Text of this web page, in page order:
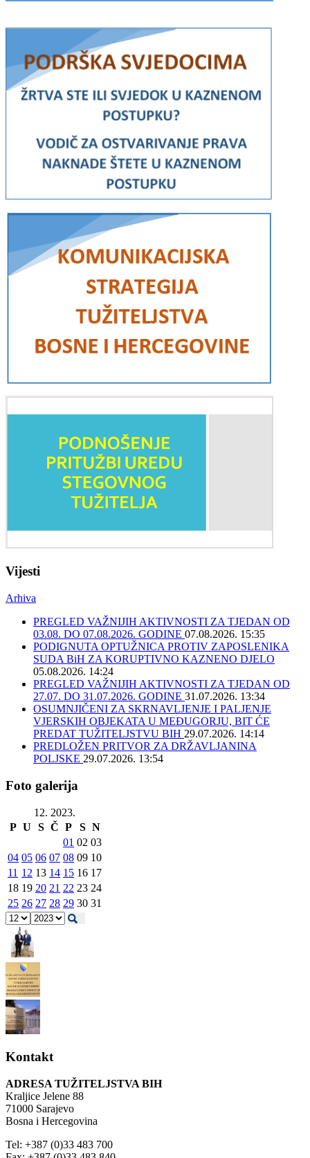
Vijesti
Arhiva
PREGLED VAŽNIJIH AKTIVNOSTI ZA TJEDAN OD
03.08. DO 07.08.2026. GODINE 07.08.2026. 15:35
PODIGNUTA OPTUŽNICA PROTIV ZAPOSLENIKA
SUDA BiH ZA KORUPTIVNO KAZNENO DJELO
05.08.2026. 14:24
PREGLED VAŽNIJIH AKTIVNOSTI ZA TJEDAN OD
27.07. DO 31.07.2026. GODINE 31.07.2026. 13:34
OSUMNJIČENI ZA SKRNAVLJENJE I PALJENJE
VJERSKIH OBJEKATA U MEĐUGORJU, BIT ĆE
PREDAT TUŽITELJSTVU BIH 29.07.2026. 14:14
PREDLOŽEN PRITVOR ZA DRŽAVLJANINA
POLJSKE 29.07.2026. 13:54
Foto galerija
12. 2023.
P U S Č P S N
01 02 03
04 05 06 07 08 09 10
11 12 13 14 15 16 17
18 19 20 21 22 23 24
25 26 27 28 29 30 31
Kontakt
ADRESA TUŽITELJSTVA BIH
Kraljice Jelene 88
71000 Sarajevo
Bosna i Hercegovina
Tel: +387 (0)33 483 700